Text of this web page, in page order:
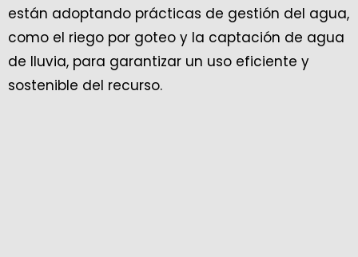
están adoptando prácticas de gestión del agua,
como el riego por goteo y la captación de agua
de lluvia, para garantizar un uso eficiente y
sostenible del recurso.